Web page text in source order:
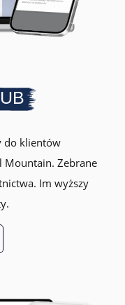
do klientów
Mountain. Zebrane
Im wyższy